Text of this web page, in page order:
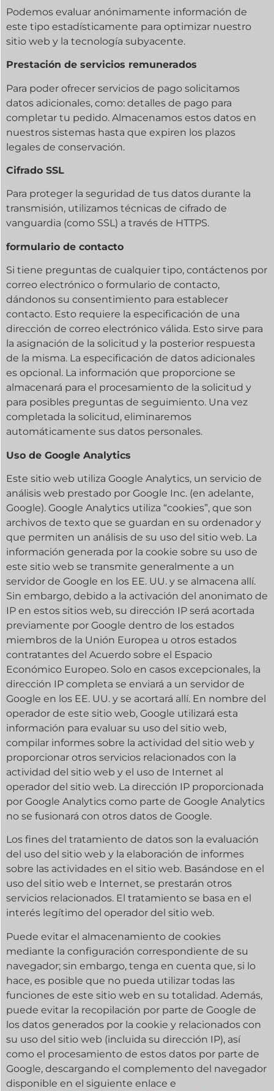
Podemos evaluar anónimamente información de
este tipo estadísticamente para optimizar nuestro
sitio web y la tecnología subyacente.
Prestación de servicios remunerados
Para poder ofrecer servicios de pago solicitamos
datos adicionales, como: detalles de pago para
completar tu pedido. Almacenamos estos datos en
nuestros sistemas hasta que expiren los plazos
legales de conservación.
Cifrado SSL
Para proteger la seguridad de tus datos durante la
transmisión, utilizamos técnicas de cifrado de
vanguardia (como SSL) a través de HTTPS.
formulario de contacto
Si tiene preguntas de cualquier tipo, contáctenos por
correo electrónico o formulario de contacto,
dándonos su consentimiento para establecer
contacto. Esto requiere la especificación de una
dirección de correo electrónico válida. Esto sirve para
la asignación de la solicitud y la posterior respuesta
de la misma. La especificación de datos adicionales
es opcional. La información que proporcione se
almacenará para el procesamiento de la solicitud y
para posibles preguntas de seguimiento. Una vez
completada la solicitud, eliminaremos
automáticamente sus datos personales.
Uso de Google Analytics
Este sitio web utiliza Google Analytics, un servicio de
análisis web prestado por Google Inc. (en adelante,
Google). Google Analytics utiliza “cookies”, que son
archivos de texto que se guardan en su ordenador y
que permiten un análisis de su uso del sitio web. La
información generada por la cookie sobre su uso de
este sitio web se transmite generalmente a un
servidor de Google en los EE. UU. y se almacena allí.
Sin embargo, debido a la activación del anonimato de
IP en estos sitios web, su dirección IP será acortada
previamente por Google dentro de los estados
miembros de la Unión Europea u otros estados
contratantes del Acuerdo sobre el Espacio
Económico Europeo. Solo en casos excepcionales, la
dirección IP completa se enviará a un servidor de
Google en los EE. UU. y se acortará allí. En nombre del
operador de este sitio web, Google utilizará esta
información para evaluar su uso del sitio web,
compilar informes sobre la actividad del sitio web y
proporcionar otros servicios relacionados con la
actividad del sitio web y el uso de Internet al
operador del sitio web. La dirección IP proporcionada
por Google Analytics como parte de Google Analytics
no se fusionará con otros datos de Google.
Los fines del tratamiento de datos son la evaluación
del uso del sitio web y la elaboración de informes
sobre las actividades en el sitio web. Basándose en el
uso del sitio web e Internet, se prestarán otros
servicios relacionados. El tratamiento se basa en el
interés legítimo del operador del sitio web.
Puede evitar el almacenamiento de cookies
mediante la configuración correspondiente de su
navegador; sin embargo, tenga en cuenta que, si lo
hace, es posible que no pueda utilizar todas las
funciones de este sitio web en su totalidad. Además,
puede evitar la recopilación por parte de Google de
los datos generados por la cookie y relacionados con
su uso del sitio web (incluida su dirección IP), así
como el procesamiento de estos datos por parte de
Google, descargando el complemento del navegador
disponible en el siguiente enlace e